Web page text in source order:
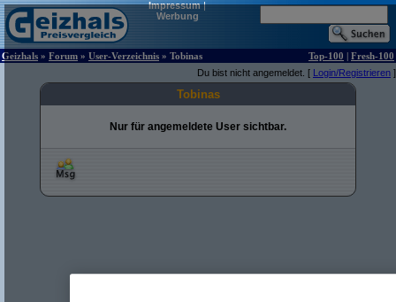
Impressum|
Werbung
Geizhals » Forum » User-Verzeichnis » Tobinas Top-100 | Fresh-100
Du bist nicht angemeldet. [ Login/Registrieren ]
Tobinas
Nur für angemeldete User sichtbar.